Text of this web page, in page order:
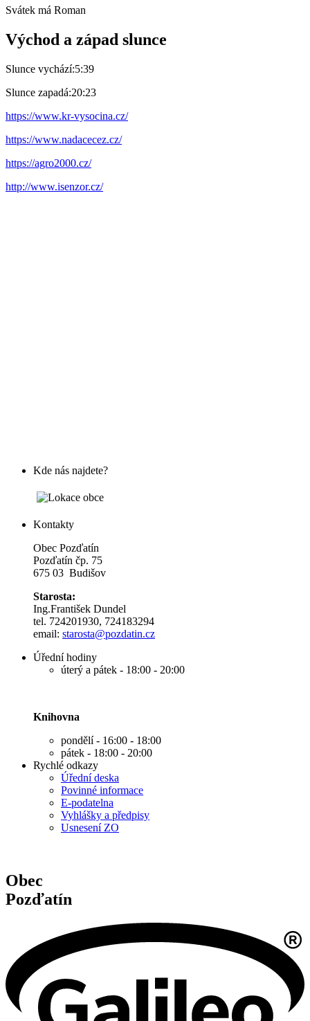
Svátek má Roman
Východ a západ slunce
Slunce vychází:5:39
Slunce zapadá:20:23
https://www.kr-vysocina.cz/
https://www.nadacecez.cz/
https://agro2000.cz/
http://www.isenzor.cz/
Kde nás najdete?
Kontakty
Obec Pozďatín
Pozďatín čp. 75
675 03 Budišov
Starosta:
Ing.František Dundel
tel. 724201930, 724183294
email: starosta@pozdatin.cz
Úřední hodiny
úterý a pátek - 18:00 - 20:00
Knihovna
pondělí - 16:00 - 18:00
pátek - 18:00 - 20:00
Rychlé odkazy
Úřední deska
Povinné informace
E-podatelna
Vyhlášky a předpisy
Usnesení ZO
Obec
Pozďatín